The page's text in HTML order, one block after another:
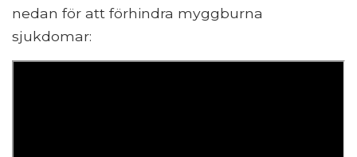
nedan för att förhindra myggburna
sjukdomar: